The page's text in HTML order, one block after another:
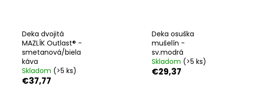
Deka dvojitá
MAZLÍK Outlast® -
smetanová/biela
káva
Skladom (>5 ks)
€37,77
Deka osuška
mušelín -
sv.modrá
Skladom (>5 ks)
€29,37